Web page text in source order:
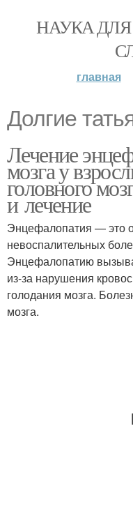
НАУКА
главная
Долгие
Лечение
мозга у
головного
и лечение
Энцефалопатия — это
невоспалительных
Энцефалопатию
из-за нарушения
голодания мозга.
мозга.